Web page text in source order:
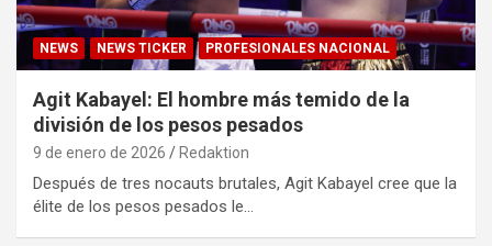
NEWS NEWS TICKER PROFESIONALES NACIONAL
Agit Kabayel: El hombre más temido de la
división de los pesos pesados
9 de enero de 2026 Redaktion
Después de tres nocauts brutales, Agit Kabayel cree que la
élite de los pesos pesados le…